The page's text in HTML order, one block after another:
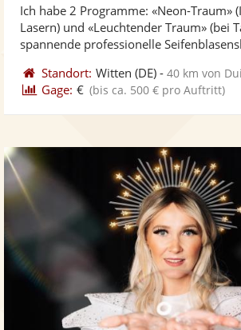
Ich habe 2 Programme: «Neon-Traum»
Lasern) und «Leuchtender Traum» (bei
spannende professionelle
Standort: Witten (DE) -40 km von
Gage: € (bis ca. 500 € pro Auftritt)